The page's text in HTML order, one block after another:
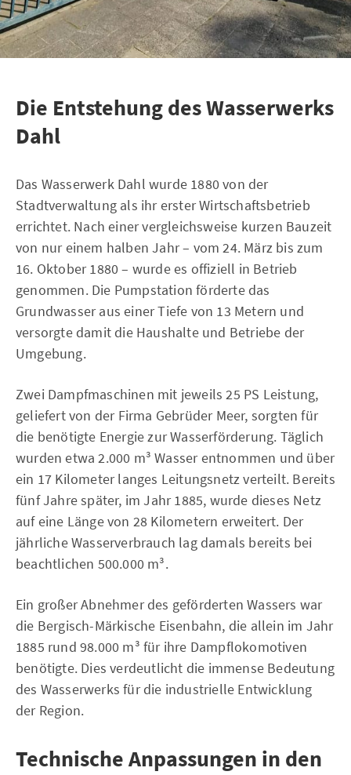
Die Entstehung des Wasserwerks
Dahl
Das Wasserwerk Dahl wurde 1880 von der
Stadtverwaltung als ihr erster Wirtschaftsbetrieb
errichtet. Nach einer vergleichsweise kurzen Bauzeit
von nur einem halben Jahr – vom 24. März bis zum
16. Oktober 1880 – wurde es offiziell in Betrieb
genommen. Die Pumpstation förderte das
Grundwasser aus einer Tiefe von 13 Metern und
versorgte damit die Haushalte und Betriebe der
Umgebung.
Zwei Dampfmaschinen mit jeweils 25 PS Leistung,
geliefert von der Firma Gebrüder Meer, sorgten für
die benötigte Energie zur Wasserförderung. Täglich
wurden etwa 2.000 m³ Wasser entnommen und über
ein 17 Kilometer langes Leitungsnetz verteilt. Bereits
fünf Jahre später, im Jahr 1885, wurde dieses Netz
auf eine Länge von 28 Kilometern erweitert. Der
jährliche Wasserverbrauch lag damals bereits bei
beachtlichen 500.000 m³.
Ein großer Abnehmer des geförderten Wassers war
die Bergisch-Märkische Eisenbahn, die allein im Jahr
1885 rund 98.000 m³ für ihre Dampflokomotiven
benötigte. Dies verdeutlicht die immense Bedeutung
des Wasserwerks für die industrielle Entwicklung
der Region.
Technische Anpassungen in den